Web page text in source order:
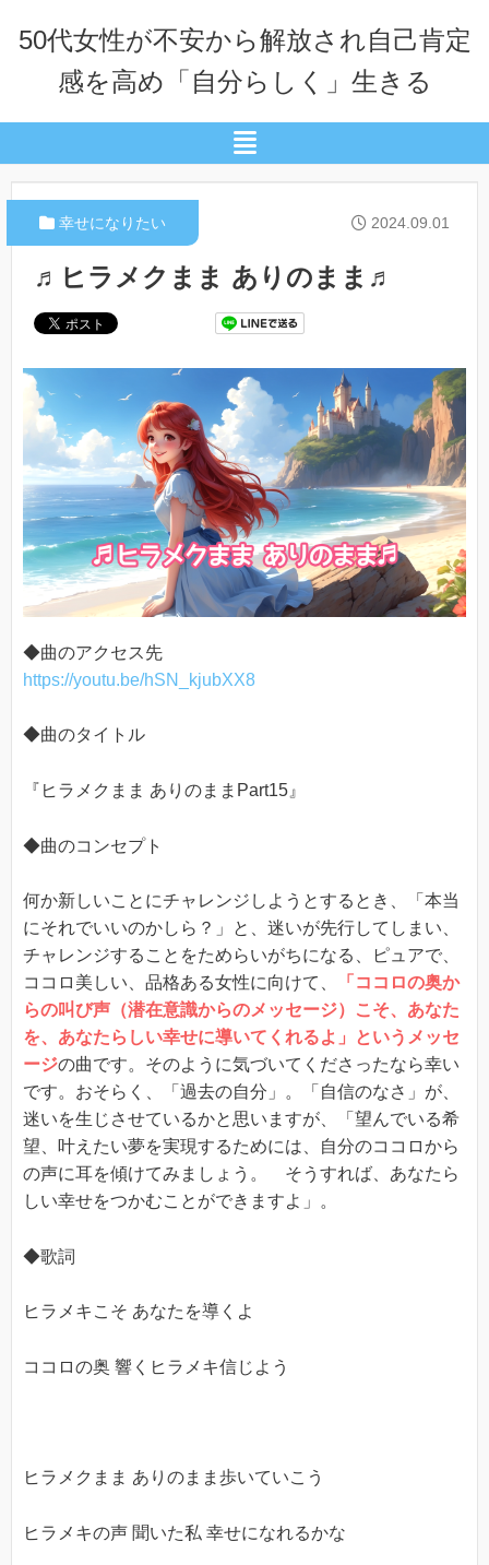
50代女性が不安から解放され自己肯定
感を高め「自分らしく」生きる
2024.09.01
幸せになりたい
♬ヒラメクまま ありのまま♬
◆曲のアクセス先
https://youtu.be/hSN_kjubXX8
◆曲のタイトル
『ヒラメクまま ありのままPart15』
◆曲のコンセプト
何か新しいことにチャレンジしようとするとき、「本当
にそれでいいのかしら？」と、迷いが先行してしまい、
チャレンジすることをためらいがちになる、ピュアで、
ココロ美しい、品格ある女性に向けて、
「ココロの奥か
らの叫び声（潜在意識からのメッセージ）こそ、あなた
を、あなたらしい幸せに導いてくれるよ」というメッセ
ージの曲です。そのように気づいてくださったなら幸い
です。おそらく、「過去の自分」。「自信のなさ」が、
迷いを生じさせているかと思いますが、「望んでいる希
望、叶えたい夢を実現するためには、自分のココロから
の声に耳を傾けてみましょう。 そうすれば、あなたら
しい幸せをつかむことができますよ」。
◆歌詞
ヒラメキこそ あなたを導くよ
ココロの奥 響くヒラメキ信じよう
ヒラメクまま ありのまま歩いていこう
ヒラメキの声 聞いた私 幸せになれるかな